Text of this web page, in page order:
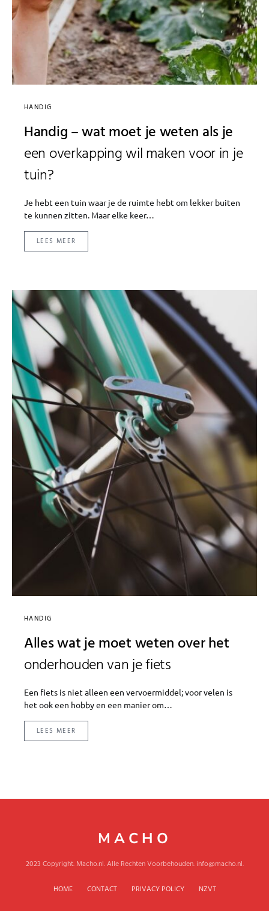
HANDIG
Handig – wat moet je weten als je
een overkapping wil maken voor in je
tuin?
Je hebt een tuin waar je de ruimte hebt om lekker buiten
te kunnen zitten. Maar elke keer…
LEES MEER
HANDIG
Alles wat je moet weten over het
onderhouden van je fiets
Een fiets is niet alleen een vervoermiddel; voor velen is
het ook een hobby en een manier om…
LEES MEER
MACHO
2023 Copyright. Macho.nl. Alle Rechten Voorbehouden. info@macho.nl.
HOME CONTACT PRIVACY POLICY NZVT